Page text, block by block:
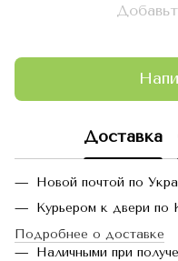
Доставка
Новой почтой по
Курьером к двери по
Подробнее о доставке
Наличными при